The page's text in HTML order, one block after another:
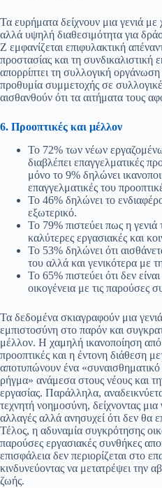
Τα ευρήματα δείχνουν μια γενιά
αλλά υψηλή διαθεσιμότητα για
Z εμφανίζεται επιφυλακτική
προστασίας και τη
απορρίπτει τη συλλογική
προθυμία συμμετοχής σε
αισθανθούν ότι τα αιτήματα τους
6. Προοπτικές και μέλλον
Το 72% των νέων
διαβλέπει επαγγελματικές
μόνο το 9% δηλώνει
επαγγελματικές του
Το 46% δηλώνει το
εξωτερικό.
Το 79% πιστεύει πως η
καλύτερες εργασιακές και
Το 53% δηλώνει ότι
του αλλά και γενικότερα με
Το 65% πιστεύει ότι δεν
οικογένεια με τις παρούσες
Τα δεδομένα σκιαγραφούν μια
εμπιστοσύνη στο παρόν και
μέλλον. Η χαμηλή ικανοποίηση από
προοπτικές και η έντονη διάθεση
αποτυπώνουν ένα «συναισθηματικό
ρήγμα» ανάμεσα στους νέους και
εργασίας. Παράλληλα,
τεχνητή νοημοσύνη, δείχνοντας μια
αλλαγές αλλά ανησυχεί ότι δεν θα
Τέλος, η αδυναμία συγκρότησης
παρούσες εργασιακές συνθήκες
επισφάλεια δεν περιορίζεται στο
κινδυνεύοντας να μετατρέψει την
ζωής.